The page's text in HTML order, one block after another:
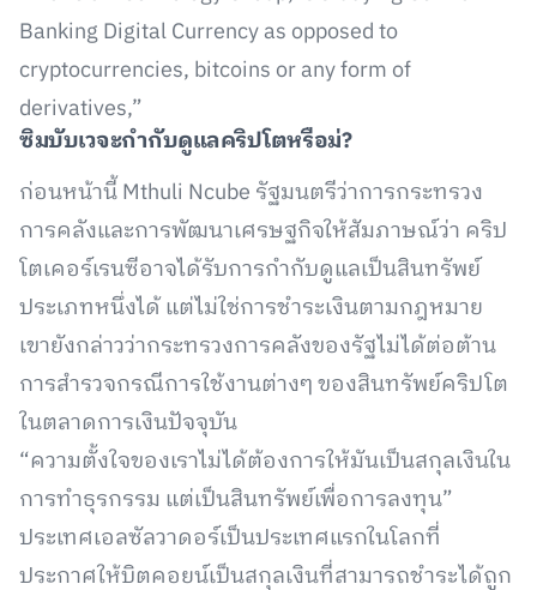
Banking Digital Currency as opposed to
cryptocurrencies, bitcoins or any form of
derivatives,”
ซิมบับเวจะกำกับดูแลคริปโตหรือม่?
ก่อนหน้านี้ Mthuli Ncube รัฐมนตรีว่าการกระทรวง
การคลังและการพัฒนาเศรษฐกิจให้สัมภาษณ์ว่า คริป
โตเคอร์เรนซีอาจได้รับการกำกับดูแลเป็นสินทรัพย์
ประเภทหนึ่งได้ แต่ไม่ใช่การชำระเงินตามกฎหมาย
เขายังกล่าวว่ากระทรวงการคลังของรัฐไม่ได้ต่อต้าน
การสำรวจกรณีการใช้งานต่างๆ ของสินทรัพย์คริปโต
ในตลาดการเงินปัจจุบัน
“ความตั้งใจของเราไม่ได้ต้องการให้มันเป็นสกุลเงินใน
การทำธุรกรรม แต่เป็นสินทรัพย์เพื่อการลงทุน”
ประเทศเอลซัลวาดอร์เป็นประเทศแรกในโลกที่
ประกาศให้บิตคอยน์เป็นสกุลเงินที่สามารถชำระได้ถูก